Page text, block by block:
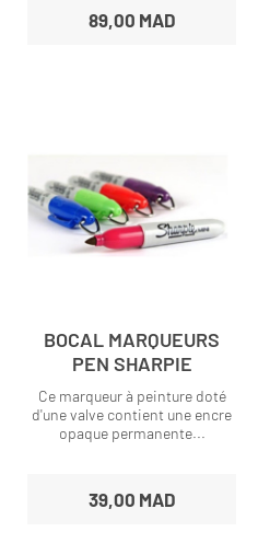
89,00 MAD
BOCAL MARQUEURS
PEN SHARPIE
Ce marqueur à peinture doté
d'une valve contient une encre
opaque permanente...
39,00 MAD